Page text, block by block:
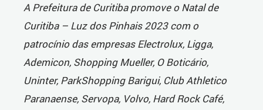
A Prefeitura de Curitiba promove o Natal de
Curitiba – Luz dos Pinhais 2023 com o
patrocínio das empresas Electrolux, Ligga,
Ademicon, Shopping Mueller, O Boticário,
Uninter, ParkShopping Barigui, Club Athletico
Paranaense, Servopa, Volvo, Hard Rock Café,